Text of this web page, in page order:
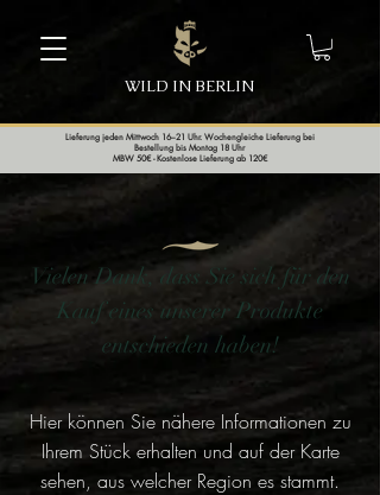
WILD IN BERLIN
Lieferung jeden Mittwoch 16–21 Uhr. Wochengleiche Lieferung bei
Bestellung bis Montag 18 Uhr
MBW 50€ - Kostenlose Lieferung ab 120€
Vielen Dank, dass Sie sich für den
Kauf eines unserer Produkte
entschieden haben!
Hier können Sie nähere Informationen zu
Ihrem Stück erhalten und auf der Karte
sehen, aus welcher Region es stammt.